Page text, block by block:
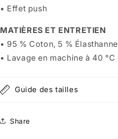
• Effet push
MATIÈRES ET ENTRETIEN
• 95 % Coton, 5 % Élasthanne
• Lavage en machine à 40 °C
Guide des tailles
Share